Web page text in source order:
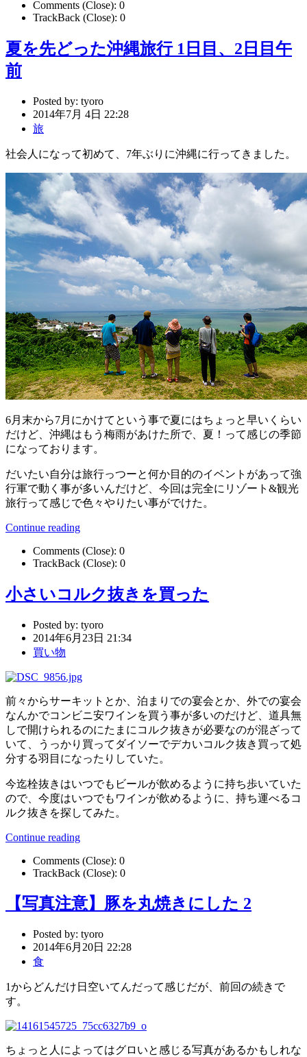
Comments (Close): 0
TrackBack (Close): 0
夏を先どった沖縄旅行 1日目、2日目午
前
Posted by: tyoro
2014年7月 4日 22:28
旅
社会人になって初めて、7年ぶりに沖縄に行ってきました。
6月末から7月にかけてという事で夏にはちょっと早いくらい
だけど、沖縄はもう梅雨があけた所で、夏！って感じの季節
になっております。
だいたい自分は旅行っつーと何か目的のイベントがあって強
行軍で動く事が多いんだけど、今回は完全にリゾート&観光
旅行って感じで色々やりたい事がでけた。
Continue reading
Comments (Close): 0
TrackBack (Close): 0
小さいコルク抜きを買った
Posted by: tyoro
2014年6月23日 21:34
買い物
前々からサーキットとか、泊まりでの宴会とか、外での宴会
なんかでコンビニ安ワインを買う事が多いのだけど、道具無
しで開けられるのにたまにコルク抜きが必要なのが混ざって
いて、うっかり買ってダイソーでデカいコルク抜き買って処
分する羽目になったりしていた。
今迄栓抜きはいつでもビールが飲めるように持ち歩いていた
ので、今度はいつでもワインが飲めるように、持ち運べるコ
ルク抜きを探してみた。
Continue reading
Comments (Close): 0
TrackBack (Close): 0
【写真注意】豚を丸焼きにした 2
Posted by: tyoro
2014年6月20日 22:28
食
1からどんだけ日空いてんだって感じだが、前回の続きで
す。
ちょっと人によってはグロいと感じる写真があるかもしれな